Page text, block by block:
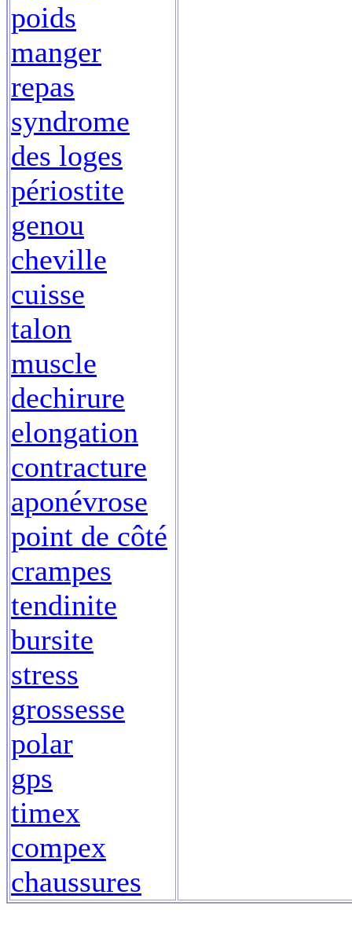
poids
manger
repas
syndrome
des loges
périostite
genou
cheville
cuisse
talon
muscle
dechirure
elongation
contracture
aponévrose
point de côté
crampes
tendinite
bursite
stress
grossesse
polar
gps
timex
compex
chaussures